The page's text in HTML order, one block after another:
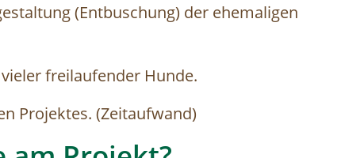
(Entbuschung) der ehemaligen
freilaufender Hunde.
Projektes. (Zeitaufwand)